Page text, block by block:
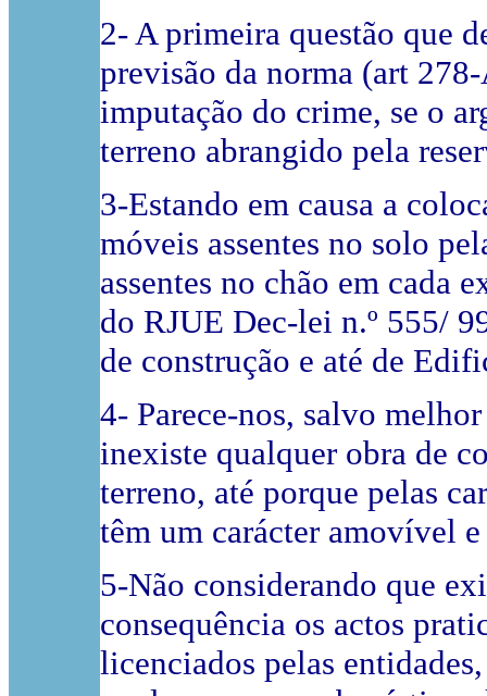
2- A primeira questão que
previsão da norma (art
imputação do crime, se o
terreno abrangido pela
3-Estando em causa a
móveis assentes no solo
assentes no chão em cada
do RJUE Dec-lei n.º 555/
de construção e até de
4- Parece-nos, salvo
inexiste qualquer obra de
terreno, até porque pelas
têm um carácter amovível
5-Não considerando que
consequência os actos
licenciados pelas